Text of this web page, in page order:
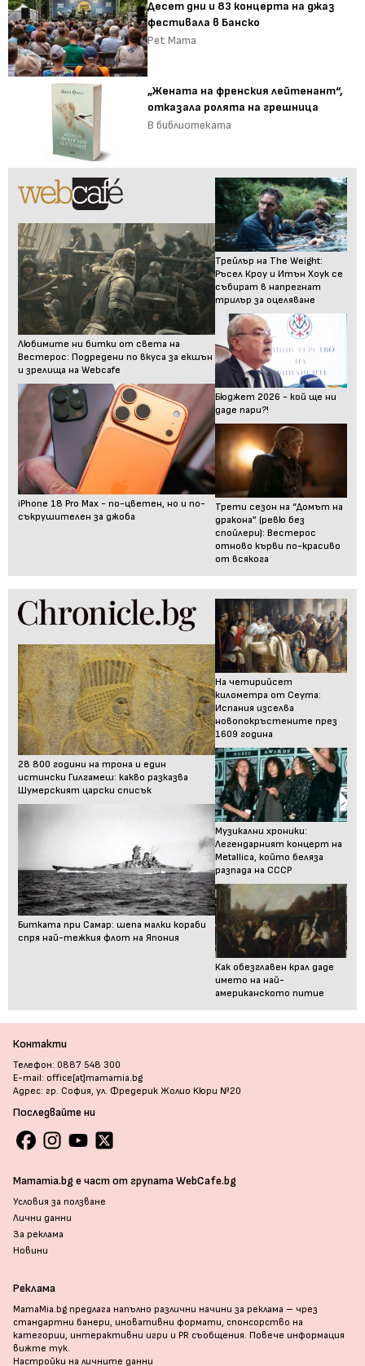
Десет дни и 83 концерта на джаз
фестивала в Банско
Pet Mama
„Жената на френския лейтенант“,
отказала ролята на грешница
В библиотеката
Любимите ни битки от света на
Вестерос: Подредени по вкуса за екшън
и зрелища на Webcafe
iPhone 18 Pro Max - по-цветен, но и по-
съкрушителен за джоба
Трейлър на The Weight:
Ръсел Кроу и Итън Хоук се
събират в напрегнат
трилър за оцеляване
Бюджет 2026 - кой ще ни
даде пари?!
Трети сезон на “Домът на
дракона” (ревю без
спойлери): Вестерос
отново кърви по-красиво
от всякога
28 800 години на трона и един
истински Гилгамеш: какво разказва
Шумерският царски списък
Битката при Самар: шепа малки кораби
спря най-тежкия флот на Япония
На четирийсет
километра от Сеута:
Испания изселва
новопокръстените през
1609 година
Музикални хроники:
Легендарният концерт на
Metallica, който беляза
разпада на СССР
Как обезглавен крал даде
името на най-
американското питие
Контакти
Телефон: 0887 548 300
E-mail: office[at]mamamia.bg
Адрес: гр. София, ул. Фредерик Жолио Кюри №20
Последвайте ни
Mamamia.bg е част от групата WebCafe.bg
Условия за ползване
Лични данни
За реклама
Новини
Реклама
MamaMia.bg предлага напълно различни начини за реклама – чрез
стандартни банери, иновативни формати, спонсорство на
категории, интерактивни игри и PR съобщения. Повече информация
вижте тук.
Настройки на личните данни